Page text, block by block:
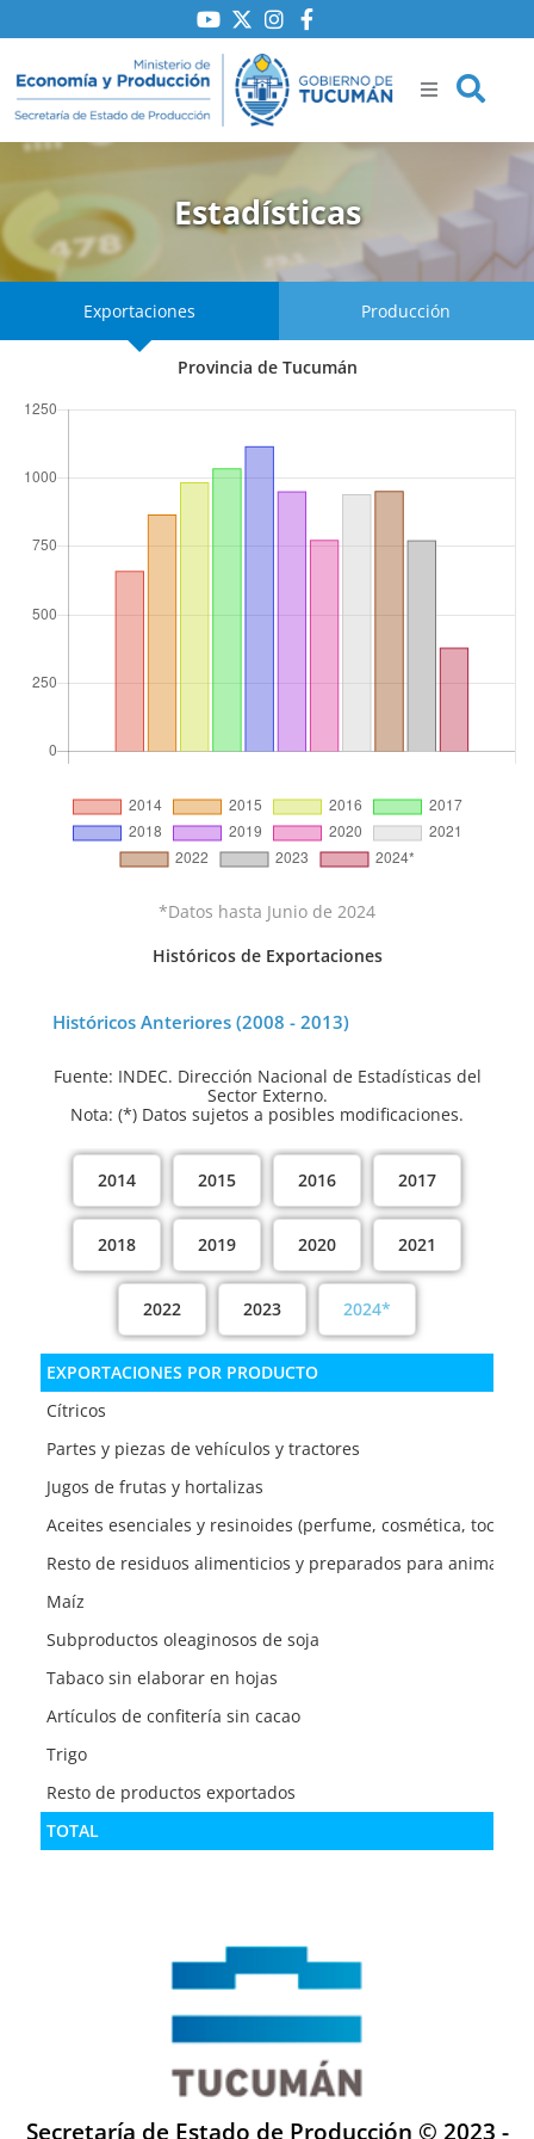
al
Estadísticas
Exportaciones Producción
Provincia de Tucumán
*Datos hasta Junio de 2024
Históricos de Exportaciones
Históricos Anteriores (2008 - 2013)
Fuente: INDEC. Dirección Nacional de Estadísticas del
Sector Externo.
Nota: (*) Datos sujetos a posibles modificaciones.
2014 2015 2016 2017
2018 2019 2020 2021
2022 2023 2024*
EXPORTACIONES POR PRODUCTO
TOTAL
Cítricos
Partes y piezas de vehículos y tractores
Jugos de frutas y hortalizas
Aceites esenciales y resinoides (perfume, cosmética,
Resto de residuos alimenticios y preparados para animales
Maíz
Subproductos oleaginosos de soja
Tabaco sin elaborar en hojas
Artículos de confitería sin cacao
Trigo
Resto de productos exportados
Secretaría de Estado de Producción © 2023 -